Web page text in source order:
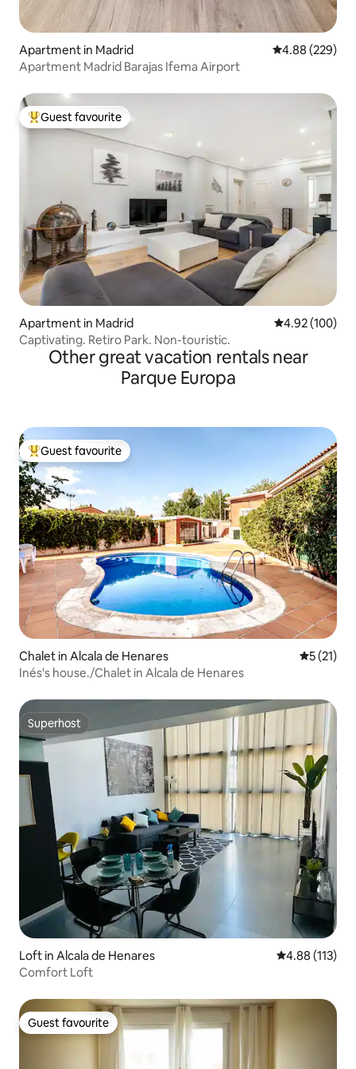
Apartment in Madrid 4.88 out of 5
4.88 (229)
Apartment Madrid Barajas Ifema Airport
Top guest favourite
Guest favourite
Apartment in Madrid 4.92 out of 5
4.92 (100)
Captivating. Retiro Park. Non-touristic.
Other great vacation rentals near
Parque Europa
Top guest favourite
Guest favourite
Chalet in Alcala de Henares 5 out of 5
5 (21)
Inés's house./Chalet in Alcala de Henares
Superhost
Superhost
Loft in Alcala de Henares 4.88 out of 5
4.88 (113)
Comfort Loft
Guest favourite
Guest favourite